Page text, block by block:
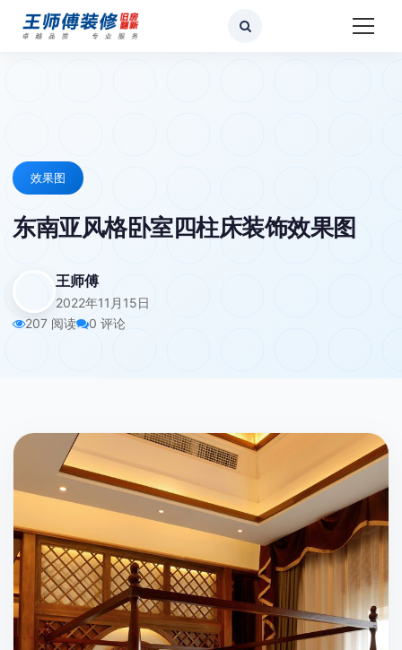
效果图
东南亚风格卧室四柱床装饰效果图
王师傅
2022年11月15日
207 阅读
0 评论